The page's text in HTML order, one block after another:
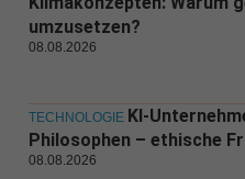
umzusetzen?
08.08.2026
TECHNOLOGIE KI-
Philosophen – ethische
08.08.2026